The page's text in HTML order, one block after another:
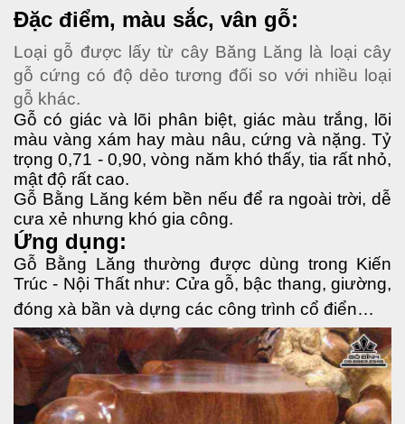
Đặc điểm, màu sắc, vân gỗ:
Loại gỗ được lấy từ cây Băng Lăng là loại cây
gỗ cứng có độ dẻo tương đối so với nhiều loại
gỗ khác.
Gỗ có giác và lõi phân biệt, giác màu trắng, lõi
màu vàng xám hay màu nâu, cứng và nặng. Tỷ
trọng 0,71 - 0,90, vòng năm khó thấy, tia rất nhỏ,
mật độ rất cao.
Gỗ Bằng Lăng kém bền nếu để ra ngoài trời, dễ
cưa xẻ nhưng khó gia công.
Ứng dụng:
Gỗ Bằng Lăng thường được dùng trong Kiến
Trúc - Nội Thất như: Cửa gỗ, bậc thang, giường,
đóng xà bần và dựng các công trình cổ điển…